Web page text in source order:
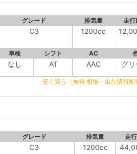
グレード 排気量 走
C3 1200cc
車検 シフト AC
なし AT AAC グ
安く買う（無料 相場・出品情報配
グレード 排気量 走
C3 1200cc